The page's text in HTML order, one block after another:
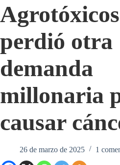
perdió otra
demanda
millonaria
causar
26 de marzo de 2025 1